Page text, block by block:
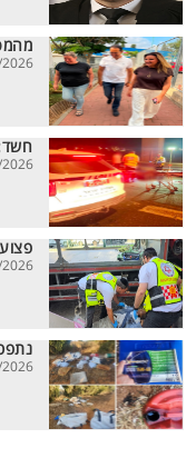
22/7/2026
21/7/2026
21/7/2026
20/7/2026